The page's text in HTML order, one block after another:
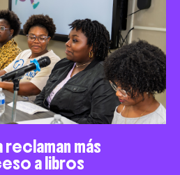
más
a libros